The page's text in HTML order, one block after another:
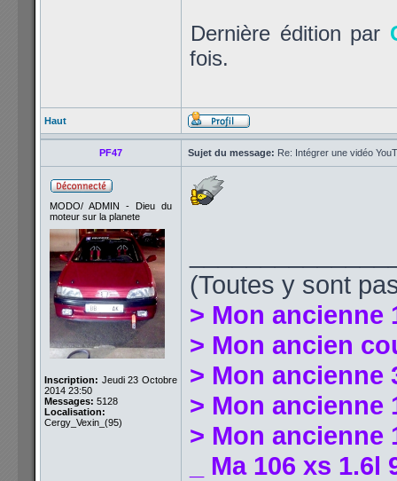
Dernière édition par
fois.
Haut
PF47 Sujet du message: Re: Intégrer une vidéo
MODO/ ADMIN - Dieu du
moteur sur la planete
Inscription: Jeudi 23 Octobre
2014 23:50
Messages: 5128
Localisation:
Cergy_Vexin_(95)
(Toutes y sont
> Mon ancienne
> Mon ancien
> Mon ancienne
> Mon ancienne
> Mon ancienne
_ Ma 106 xs 1.6l